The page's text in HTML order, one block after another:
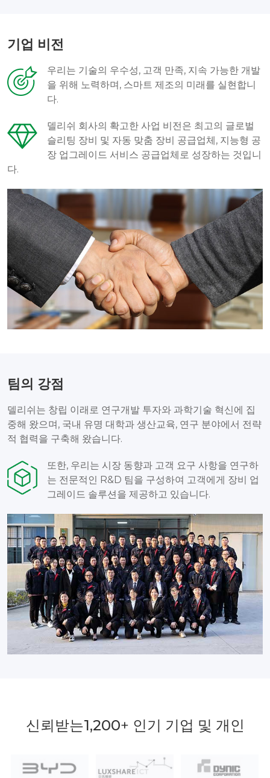
기업 비전
우리는 기술의 우수성, 고객 만족, 지속 가능한 개발
을 위해 노력하며, 스마트 제조의 미래를 실현합니
다.
델리쉬 회사의 확고한 사업 비전은 최고의 글로벌
슬리팅 장비 및 자동 맞춤 장비 공급업체, 지능형 공
장 업그레이드 서비스 공급업체로 성장하는 것입니
다.
팀의 강점
델리쉬는 창립 이래로 연구개발 투자와 과학기술 혁신에 집
중해 왔으며, 국내 유명 대학과 생산교육, 연구 분야에서 전략
적 협력을 구축해 왔습니다.
또한, 우리는 시장 동향과 고객 요구 사항을 연구하
는 전문적인 R&D 팀을 구성하여 고객에게 장비 업
그레이드 솔루션을 제공하고 있습니다.
신뢰받는1,200+ 인기 기업 및 개인